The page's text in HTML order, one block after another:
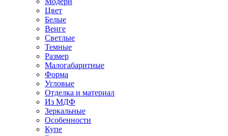
Цвет
Белые
Венге
Светлые
Темные
Размер
Малогабаритные
Форма
Угловые
Отделка и материал
Из МДФ
Зеркальные
Особенности
Купе